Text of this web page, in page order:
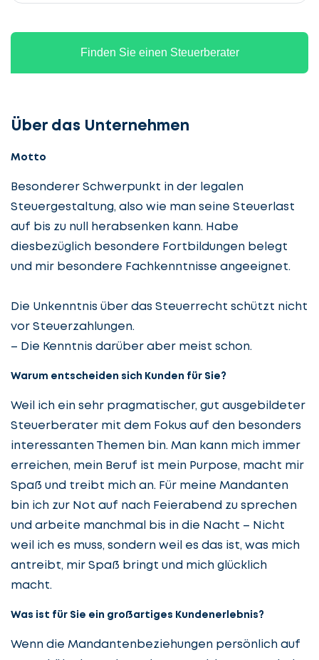
Finden Sie einen Steuerberater
Über das Unternehmen
Motto
Besonderer Schwerpunkt in der legalen
Steuergestaltung, also wie man seine Steuerlast
auf bis zu null herabsenken kann. Habe
diesbezüglich besondere Fortbildungen belegt
und mir besondere Fachkenntnisse angeeignet.
Die Unkenntnis über das Steuerrecht schützt nicht
vor Steuerzahlungen.
– Die Kenntnis darüber aber meist schon.
Warum entscheiden sich Kunden für Sie?
Weil ich ein sehr pragmatischer, gut ausgebildeter
Steuerberater mit dem Fokus auf den besonders
interessanten Themen bin. Man kann mich immer
erreichen, mein Beruf ist mein Purpose, macht mir
Spaß und treibt mich an. Für meine Mandanten
bin ich zur Not auf nach Feierabend zu sprechen
und arbeite manchmal bis in die Nacht – Nicht
weil ich es muss, sondern weil es das ist, was mich
antreibt, mir Spaß bringt und mich glücklich
macht.
Was ist für Sie ein großartiges Kundenerlebnis?
Wenn die Mandantenbeziehungen persönlich auf